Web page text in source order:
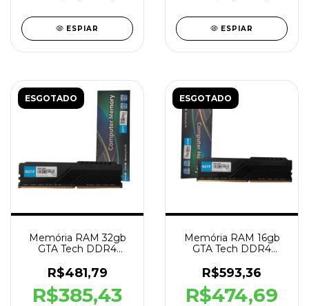
ESPIAR ESPIAR
ESGOTADO
Memória RAM 32gb
GTA Tech DDR4
Dissipador
R$481,79
R$385,43
ESGOTADO
Memória RAM 16gb
GTA Tech DDR4
Dissipador
R$593,36
R$474,69